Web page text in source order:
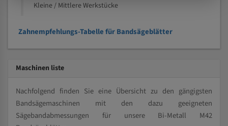
Kleine / Mittlere Werkstücke
Zahnempfehlungs-Tabelle für Bandsägeblätter
Maschinen liste
Nachfolgend finden Sie eine Übersicht zu den gängigsten
Bandsägemaschinen mit den dazu geeigneten
Sägebandabmessungen für unsere Bi-Metall M42